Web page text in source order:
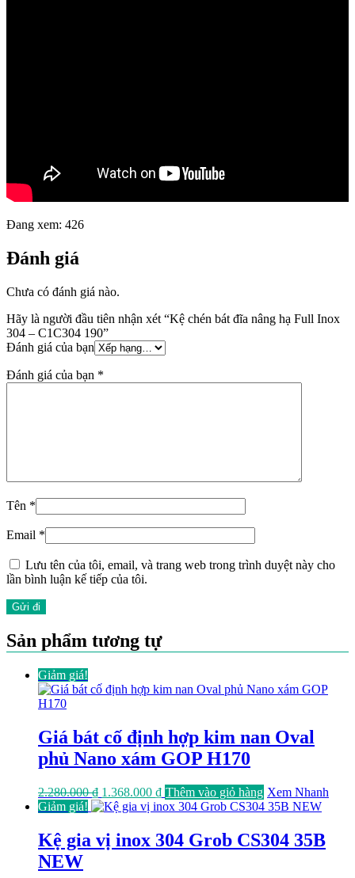
Đang xem: 426
Đánh giá
Chưa có đánh giá nào.
Hãy là người đầu tiên nhận xét “Kệ chén bát đĩa nâng hạ Full Inox
304 – C1C304 190”
Đánh giá của bạn
Đánh giá của bạn *
Tên *
Email *
Lưu tên của tôi, email, và trang web trong trình duyệt này cho
lần bình luận kế tiếp của tôi.
Sản phẩm tương tự
Giảm giá!
Giá bát cố định hợp kim nan Oval
phủ Nano xám GOP H170
2.280.000₫ Giá
gốc
2.280.000 ₫.
1.368.000 ₫Giá
hiện
là:
1.368.000 ₫.
Thêm vào giỏ hàng Xem Nhanh
Giảm giá!
Kệ gia vị inox 304 Grob CS304 35B
NEW